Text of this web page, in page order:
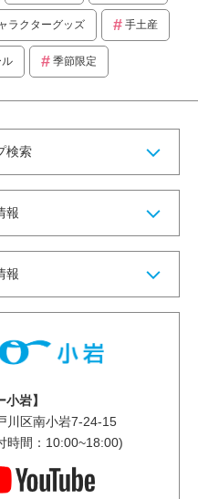
ラクターグッズ 手土産
ル 季節限定
検索
報
報
小岩】
川区南小岩7-24-15
時間：10:00~18:00)